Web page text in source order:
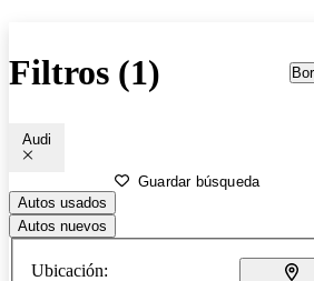
Filtros (1)
Audi
Guardar búsqueda
Autos usados
Autos nuevos
Ubicación: